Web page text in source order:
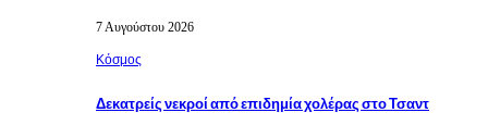
7 Αυγούστου 2026
Κόσμος
Δεκατρείς νεκροί από επιδημία χολέρας στο Τσαντ